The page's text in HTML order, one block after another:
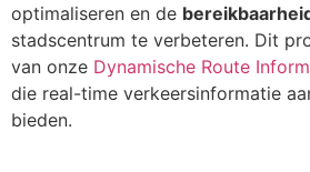
optimaliseren en de
stadscentrum te verbeteren. Dit
van onze Dynamische Route
die real-time verkeersinformatie
bieden.